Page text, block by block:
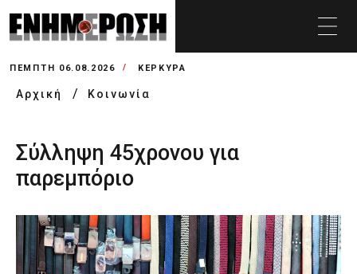
ΠΈΜΠΤΗ 06.08.2026 ΚΕΡΚΥΡΑ
Αρχική Κοινωνία
Σύλληψη 45χρονου για
παρεμπόριο